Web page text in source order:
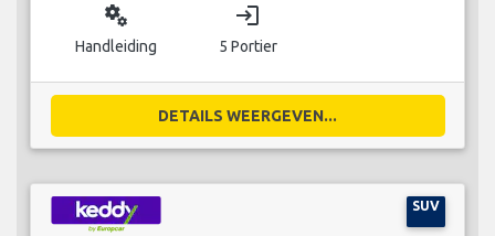
miscellaneous_services
Handleiding
login
5 Portier
DETAILS WEERGEVEN...
SUV